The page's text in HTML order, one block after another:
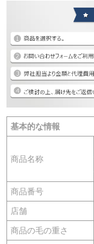
基本的な情報
商品名称
商品番号
店舗
商品の毛の重さ